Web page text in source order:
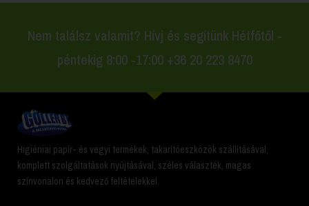
Nem találsz valamit? Hívj és segítünk Hétfőtől -
péntekig 8:00 -17:00 +36 20 223 8470
Higiéniai papír- és vegyi termékek, takarítóeszközök szállításával,
komplett szolgáltatások nyújtásával, széles választék, magas
színvonalon és kedvező feltételekkel.